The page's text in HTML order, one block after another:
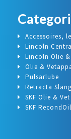
Accessoires,
Lincoln
Lincoln Olie
Olie &
Pulsarlube
Retracta
SKF Olie & Vet
SKF